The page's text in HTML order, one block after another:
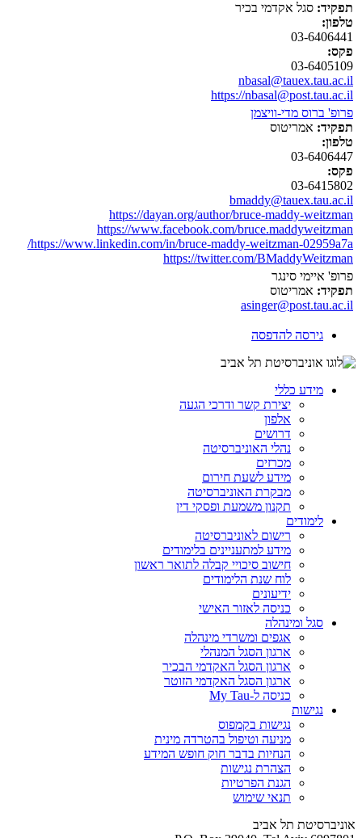
תפקיד: סגל אקדמי בכיר
טלפון:
03-6406441
פקס:
03-6405109
nbasal@tauex.tau.ac.il
https://nbasal@post.tau.ac.il
פרופ' ברוס מדי-וויצמן
תפקיד: אמריטוס
טלפון:
03-6406447
פקס:
03-6415802
bmaddy@tauex.tau.ac.il
https://dayan.org/author/bruce-maddy-weitzman
https://www.facebook.com/bruce.maddyweitzman
https://www.linkedin.com/in/bruce-maddy-weitzman-02959a7a/
https://twitter.com/BMaddyWeitzman
פרופ' איימי סינגר
תפקיד: אמריטוס
asinger@post.tau.ac.il
גירסה להדפסה
מידע כללי
יצירת קשר ודרכי הגעה
אלפון
דרושים
נהלי האוניברסיטה
מכרזים
מידע לשעת חירום
מבקרת האוניברסיטה
תקנון משמעת ופסקי דין
לימודים
רישום לאוניברסיטה
מידע למתעניינים בלימודים
חישוב סיכויי קבלה לתואר ראשון
לוח שנת הלימודים
ידיעונים
כניסה לאזור האישי
סגל ומינהלה
אגפים ומשרדי מינהלה
ארגון הסגל המנהלי
ארגון הסגל האקדמי הבכיר
ארגון הסגל האקדמי הזוטר
כניסה ל-My Tau
נגישות
נגישות בקמפוס
מניעה וטיפול בהטרדה מינית
הנחיות בדבר חוק חופש המידע
הצהרת נגישות
הגנת הפרטיות
תנאי שימוש
אוניברסיטת תל אביב